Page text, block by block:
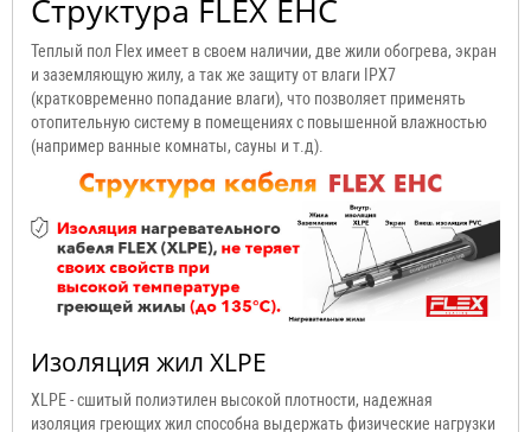
Структура FLEX EHC
Теплый пол Flex имеет в своем наличии, две жили обогрева, экран
и заземляющую жилу, а так же защиту от влаги IPX7
(кратковременно попадание влаги), что позволяет применять
отопительную систему в помещениях с повышенной влажностью
(например ванные комнаты, сауны и т.д).
Изоляция жил XLPE
XLPE - сшитый полиэтилен высокой плотности, надежная
изоляция греющих жил способна выдержать физические нагрузки